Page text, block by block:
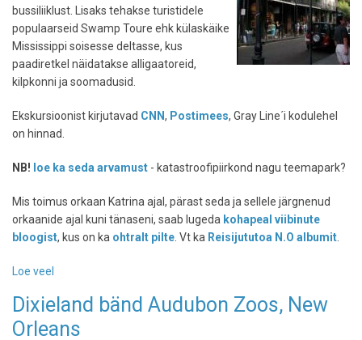
bussiliiklust. Lisaks tehakse turistidele
populaarseid Swamp Toure ehk külaskäike
Mississippi soisesse deltasse, kus
paadiretkel näidatakse alligaatoreid,
kilpkonni ja soomadusid.
Ekskursioonist kirjutavad CNN, Postimees, Gray Line´i kodulehel
on hinnad.
NB! loe ka seda arvamust - katastroofipiirkond nagu teemapark?
Mis toimus orkaan Katrina ajal, pärast seda ja sellele järgnenud
orkaanide ajal kuni tänaseni, saab lugeda kohapeal viibinute
bloogist, kus on ka ohtralt pilte . Vt ka Reisijututoa N.O albumit
Loe veel
Orleansi
katastroofipiirkonda
Dixieland bänd Audubon Zoos, New
Orleans